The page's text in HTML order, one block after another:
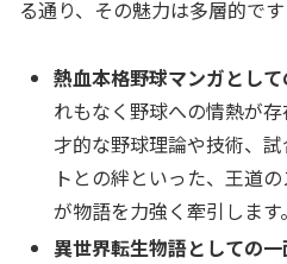
る通り、その魅力は多層的です
熱血本格野球マンガとし
れもなく野球への情熱が
才的な野球理論や技術、
トとの絆といった、王道
が物語を力強く牽引します。
異世界転生物語としての一